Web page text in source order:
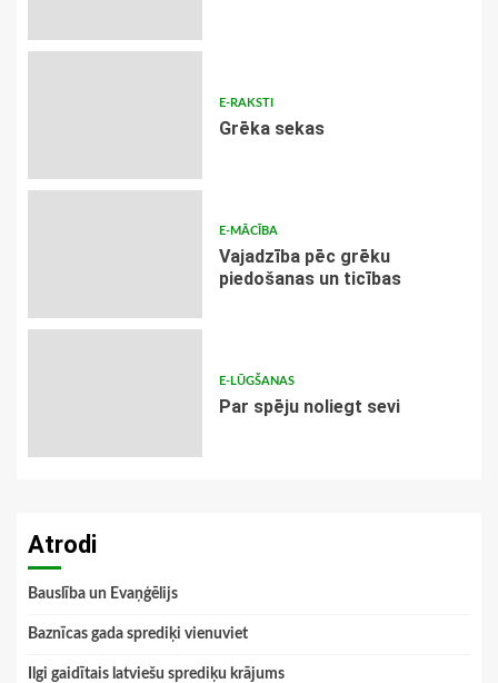
E-RAKSTI
Grēka sekas
E-MĀCĪBA
Vajadzība pēc grēku
piedošanas un ticības
E-LŪGŠANAS
Par spēju noliegt sevi
Atrodi
Bauslība un Evaņģēlijs
Baznīcas gada sprediķi vienuviet
Ilgi gaidītais latviešu sprediķu krājums